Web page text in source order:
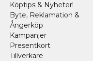
Köptips & Nyheter!
Byte, Reklamation &
Ångerköp
Kampanjer
Presentkort
Tillverkare